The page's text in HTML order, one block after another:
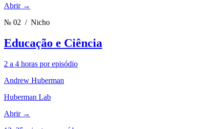
Abrir →
№ 02 / Nicho
Educação e Ciência
2 a 4 horas por episódio
Andrew Huberman
Huberman Lab
Abrir →